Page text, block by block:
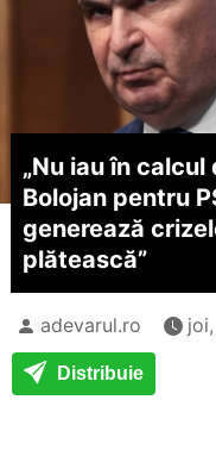
„Nu iau în calcul
Bolojan pentru
generează
plătească”
adevarul.ro
Distribuie